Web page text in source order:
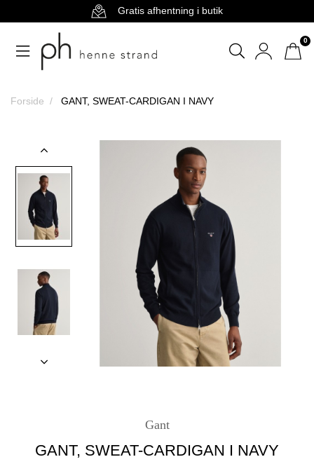
Gratis afhentning i butik
0
Forside GANT, SWEAT-CARDIGAN I NAVY
Gant
GANT, SWEAT-CARDIGAN I NAVY